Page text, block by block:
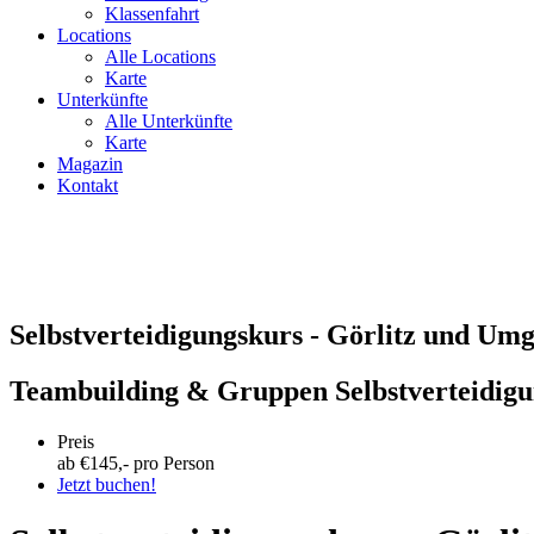
Klassenfahrt
Locations
Alle Locations
Karte
Unterkünfte
Alle Unterkünfte
Karte
Magazin
Kontakt
Selbstverteidigungskurs - Görlitz und
Teambuilding & Gruppen
Preis
ab €145,- pro Person
Jetzt buchen!